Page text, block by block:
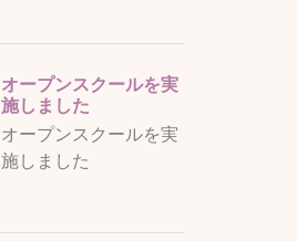
オープンスクールを実
施しました
オープンスクールを実
施しました